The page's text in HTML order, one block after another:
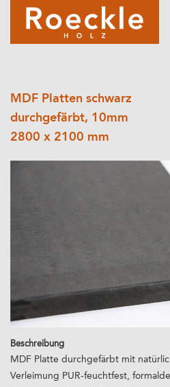
MDF Platten schwarz
durchgefärbt, 10mm
2800 x 2100 mm
Beschreibung
MDF Platte durchgefärbt mit
Verleimung PUR-feuchtfest,